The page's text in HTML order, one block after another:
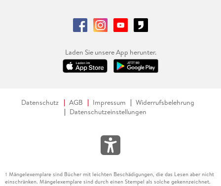
Laden Sie unsere App herunter.
Datenschutz AGB Impressum
Widerrufsbelehrung
Datenschutzeinstellungen
1 Mängelexemplare sind Bücher mit leichten Beschädigungen, die das Lesen aber nicht
einschränken. Mängelexemplare sind durch einen Stempel als solche gekennzeichnet.